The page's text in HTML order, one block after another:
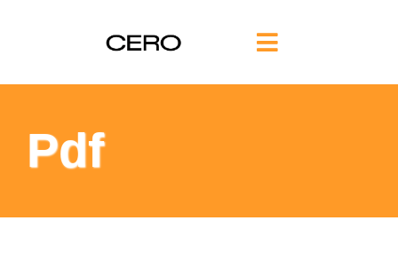
Toggle
Navigation
FILOSOFÍA
TE AYUDAMOS
Pdf